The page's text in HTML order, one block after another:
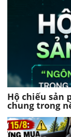
Hộ chiếu sản
chung trong